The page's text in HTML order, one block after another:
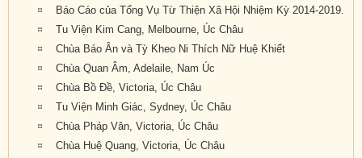
Báo Cáo của Tổng Vụ Từ Thiện Xã Hội Nhiệm Kỳ 2014-2019.
Tu Viện Kim Cang, Melbourne, Úc Châu
Chùa Báo Ân và Tỳ Kheo Ni Thích Nữ Huệ Khiết
Chùa Quan Âm, Adelaile, Nam Úc
Chùa Bồ Đề, Victoria, Úc Châu
Tu Viện Minh Giác, Sydney, Úc Châu
Chùa Pháp Vân, Victoria, Úc Châu
Chùa Huệ Quang, Victoria, Úc Châu